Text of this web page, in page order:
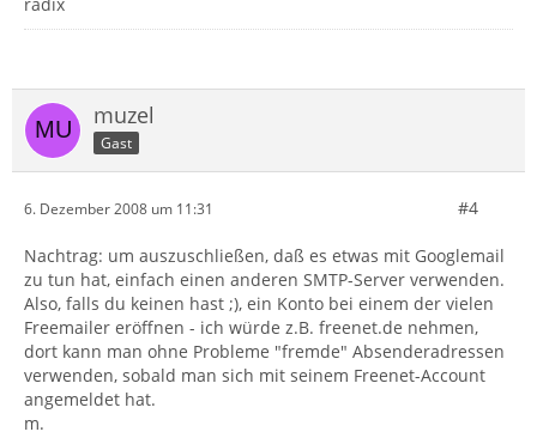
muzel
Gast
6. Dezember 2008 um 11:31 #4
Nachtrag: um auszuschließen, daß es etwas mit Googlemail
zu tun hat, einfach einen anderen SMTP-Server verwenden.
Also, falls du keinen hast ;), ein Konto bei einem der vielen
Freemailer eröffnen - ich würde z.B. freenet.de nehmen,
dort kann man ohne Probleme "fremde" Absenderadressen
verwenden, sobald man sich mit seinem Freenet-Account
angemeldet hat.
m.